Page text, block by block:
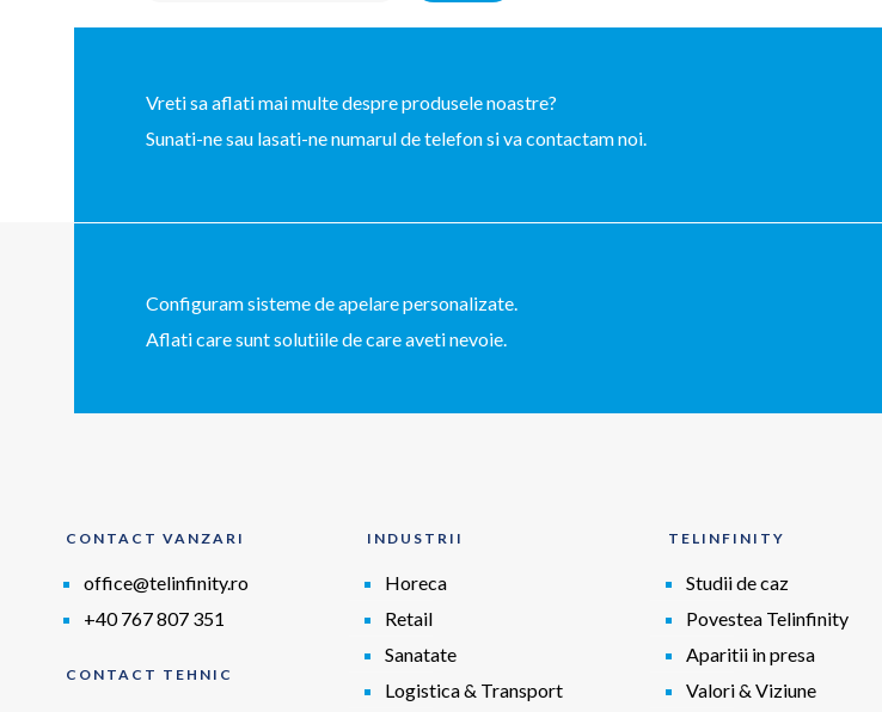
Vreti sa aflati mai multe despre produsele noastre?
Sunati-ne sau lasati-ne numarul de telefon si va contactam noi.
Configuram sisteme de apelare personalizate.
Aflati care sunt solutiile de care aveti nevoie.
CONTACT VANZARI
office@telinfinity.ro
+40 767 807 351
CONTACT TEHNIC
INDUSTRII
Horeca
Retail
Sanatate
Logistica & Transport
TELINFINITY
Studii de caz
Povestea Telinfinity
Aparitii in presa
Valori & Viziune